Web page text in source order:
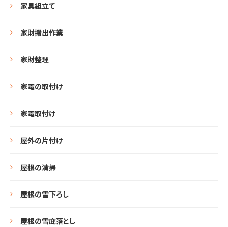
家具組立て
家財搬出作業
家財整理
家電の取付け
家電取付け
屋外の片付け
屋根の清掃
屋根の雪下ろし
屋根の雪庇落とし